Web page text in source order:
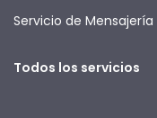
Servicio de Mensajería
Todos los servicios